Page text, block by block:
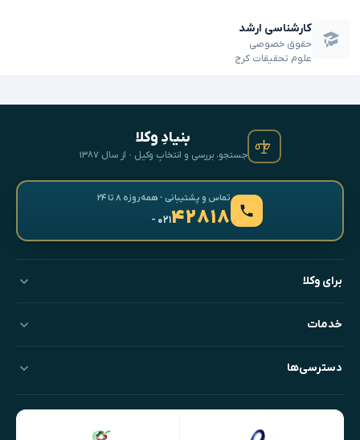
کارشناسی ارشد
حقوق خصوصی
علوم تحقیقات کرج
بنیادِ وکلا
جستجو، بررسی و انتخابِ وکیل · از سال ۱۳۸۷
تماس و پشتیبانی · همه‌روزه ۸ تا ۲۴
۴۲۸۱۸- ۰۲۱
برای وکلا
خدمات
دسترسی‌ها